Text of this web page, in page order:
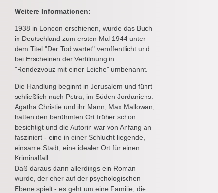
Weitere Informationen:
1938 in London erschienen, wurde das Buch
in Deutschland zum ersten Mal 1944 unter
dem Titel "Der Tod wartet" veröffentlicht und
bei Erscheinen der Verfilmung in
"Rendezvouz mit einer Leiche" umbenannt.
Die Handlung beginnt in Jerusalem und führt
schließlich nach Petra, im Süden Jordaniens.
Agatha Christie und ihr Mann, Max Mallowan,
hatten den berühmten Ort früher schon
besichtigt und die Autorin war von Anfang an
fasziniert - eine in einer Schlucht liegende,
einsame Stadt, eine idealer Ort für einen
Kriminalfall.
Daß daraus dann allerdings ein Roman
wurde, der eher auf der psychologischen
Ebene spielt - es geht um eine Familie, die